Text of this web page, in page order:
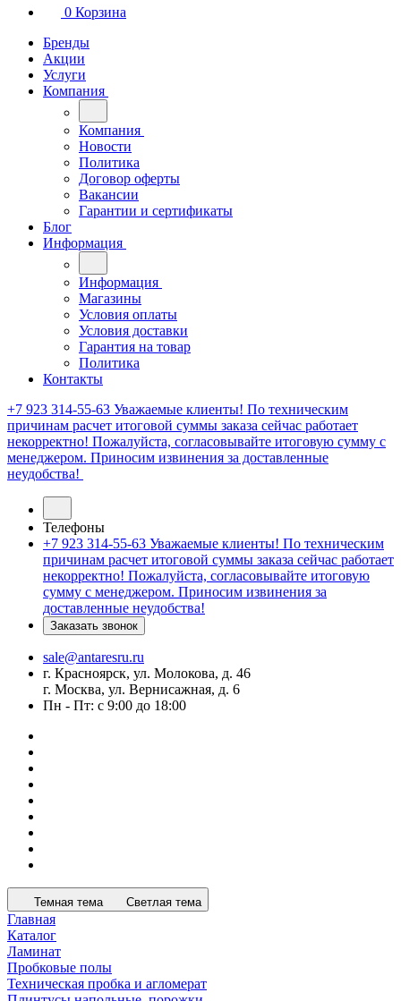
0 Корзина
Бренды
Акции
Услуги
Компания
Компания
Новости
Политика
Договор оферты
Вакансии
Гарантии и сертификаты
Блог
Информация
Информация
Магазины
Условия оплаты
Условия доставки
Гарантия на товар
Политика
Контакты
+7 923 314-55-63 Уважаемые клиенты! По техническим
причинам расчет итоговой суммы заказа сейчас работает
некорректно! Пожалуйста, согласовывайте итоговую сумму с
менеджером. Приносим извинения за доставленные
неудобства!
Телефоны
+7 923 314-55-63 Уважаемые клиенты! По техническим
причинам расчет итоговой суммы заказа сейчас работает
некорректно! Пожалуйста, согласовывайте итоговую
сумму с менеджером. Приносим извинения за
доставленные неудобства!
Заказать звонок
sale@antaresru.ru
г. Красноярск, ул. Молокова, д. 46
г. Москва, ул. Вернисажная, д. 6
Пн - Пт: с 9:00 до 18:00
Темная тема Светлая тема
Главная
Каталог
Ламинат
Пробковые полы
Техническая пробка и агломерат